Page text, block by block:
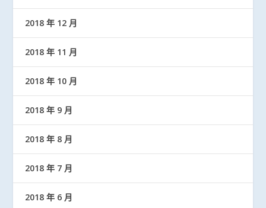
2018 年 12 月
2018 年 11 月
2018 年 10 月
2018 年 9 月
2018 年 8 月
2018 年 7 月
2018 年 6 月